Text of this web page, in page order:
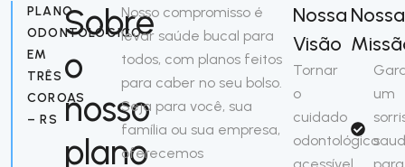
PLANO
ODONTOLÓGICO
EM
TRÊS
COROAS
– RS
Sobre
o
nosso
plano
Nosso compromisso é
levar saúde bucal para
todos, com planos feitos
para caber no seu bolso.
Seja para você, sua
família ou sua empresa,
oferecemos
Nossa
Visão
Tornar
o
cuidado
odontológico
acessível
Nossa
um
para